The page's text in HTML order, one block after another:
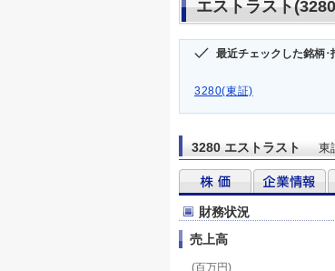
エストラスト
最近チェックした銘柄･
3280(東証)
3280 エストラスト 東